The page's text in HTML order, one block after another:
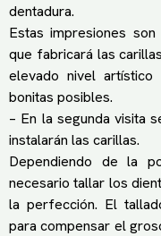
dentadura.
Estas impresiones
que fabricará las
elevado nivel
bonitas posibles.
– En la segunda visita
instalarán las carillas.
Dependiendo de la
necesario tallar los
la perfección. El
para compensar el